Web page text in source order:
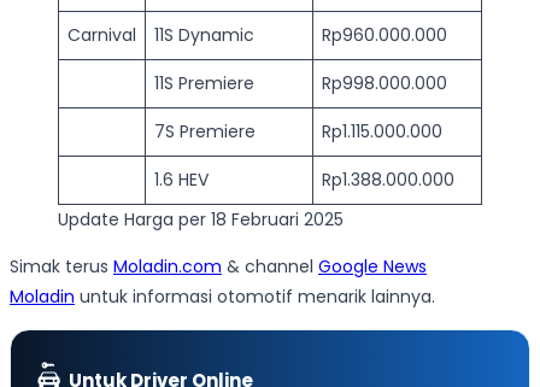
Carnival 11S Dynamic
Rp960.000.000
11S Premiere
Rp998.000.000
7S Premiere
Rp1.115.000.000
1.6 HEV
Rp1.388.000.000
Update Harga per 18 Februari 2025
Simak terus Moladin.com & channel Google News
Moladin untuk informasi otomotif menarik lainnya.
Untuk Driver Online